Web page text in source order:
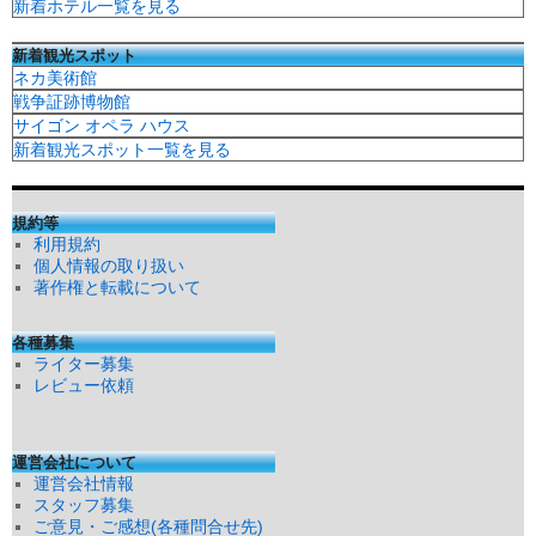
新着ホテル一覧を見る
新着観光スポット
ネカ美術館
戦争証跡博物館
サイゴン オペラ ハウス
新着観光スポット一覧を見る
規約等
利用規約
個人情報の取り扱い
著作権と転載について
各種募集
ライター募集
レビュー依頼
運営会社について
運営会社情報
スタッフ募集
ご意見・ご感想(各種問合せ先)